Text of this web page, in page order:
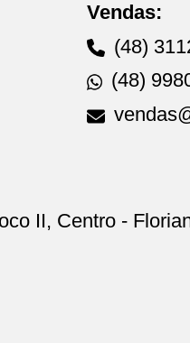
II, Centro -
Vendas:
(48)
(48)